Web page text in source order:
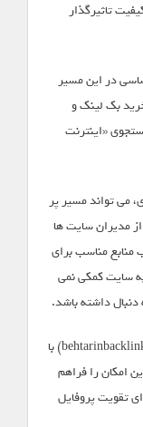
تاثیرگذار
در این مسیر
بک لینک و
«اینترنت
می تواند مسیر پر
مدیران سایت ها
منابع مناسب برای
سایت کمکی نمی
داشته باشد.
یک پلتفرم معتبر مانند بهترین بک لینک (behtarinbacklink.com) با
امکان را فراهم
تقویت پروفایل